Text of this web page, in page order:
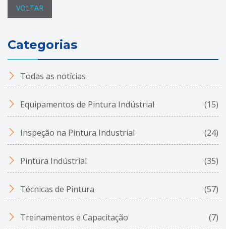
VOLTAR
Categorias
Todas as notícias
Equipamentos de Pintura Indústrial (15)
Inspeção na Pintura Industrial (24)
Pintura Indústrial (35)
Técnicas de Pintura (57)
Treinamentos e Capacitação (7)